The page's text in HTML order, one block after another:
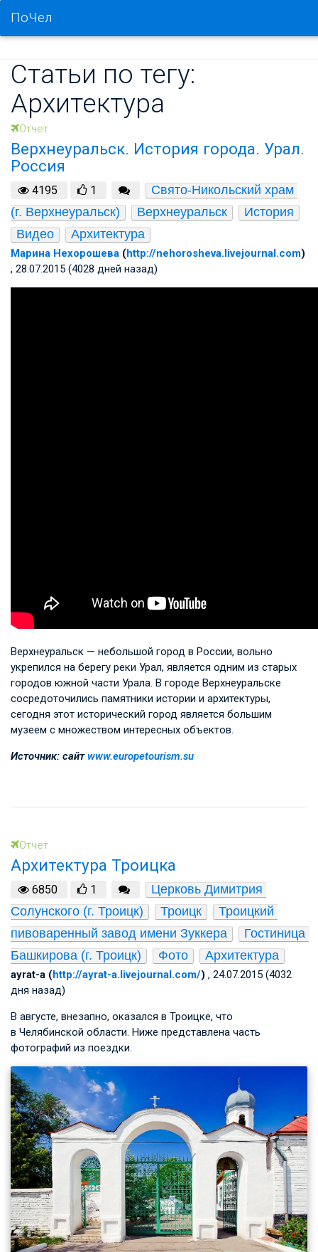
ПоЧел
Статьи по тегу:
Архитектура
Отчет
Верхнеуральск. История города. Урал.
Россия
4195 1
Свято-Никольский храм
(г. Верхнеуральск)
Верхнеуральск
История
Видео
Архитектура
Марина Нехорошева (http://nehorosheva.livejournal.com)
, 28.07.2015 (4028 дней назад)
Верхнеуральск — небольшой город в России, вольно
укрепился на берегу реки Урал, является одним из старых
городов южной части Урала. В городе Верхнеуральске
сосредоточились памятники истории и архитектуры,
сегодня этот исторический город является большим
музеем с множеством интересных объектов.
Источник: сайтwww.europetourism.su
Отчет
Архитектура Троицка
6850 1
Церковь Димитрия
Солунского (г. Троицк)
Троицк
Троицкий
пивоваренный завод имени Зуккера
Гостиница
Башкирова (г. Троицк)
Фото Архитектура
ayrat-a (http://ayrat-a.livejournal.com/) , 24.07.2015 (4032
дня назад)
В августе, внезапно, оказался в Троицке, что
в Челябинской области. Ниже представлена часть
фотографий из поездки.